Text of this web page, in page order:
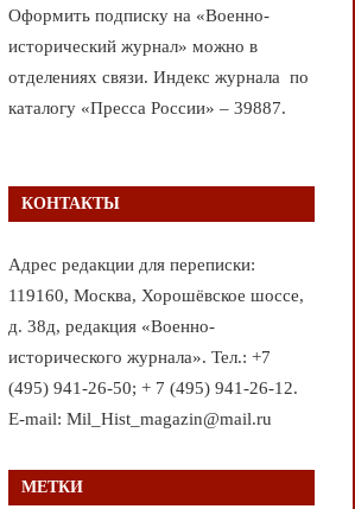
Оформить подписку на «Военно-
исторический журнал» можно в
отделениях связи. Индекс журнала по
каталогу «Пресса России» – 39887.
КОНТАКТЫ
Адрес редакции для переписки:
119160, Москва, Хорошёвское шоссе,
д. 38д, редакция «Военно-
исторического журнала». Тел.: +7
(495) 941-26-50; + 7 (495) 941-26-12.
E-mail: Mil_Hist_magazin@mail.ru
МЕТКИ